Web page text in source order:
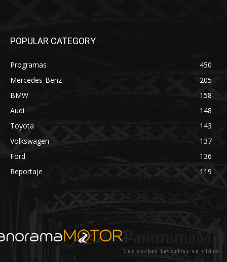
POPULAR CATEGORY
Programas
450
Mercedes-Benz
205
BMW
158
Audi
148
Toyota
143
Volkswagen
137
Ford
136
Reportaje
119
Tus coches favoritos en video.